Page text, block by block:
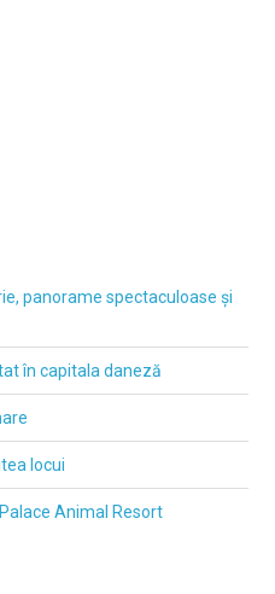
panorame spectaculoase și
în capitala daneză
locui
Animal Resort